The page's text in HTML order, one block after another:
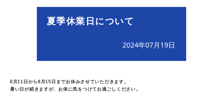
夏季休業日について
2024年07月19日
8月11日から8月15日までお休みさせていただきます。
暑い日が続きますが、お体に気をつけてお過ごしください。